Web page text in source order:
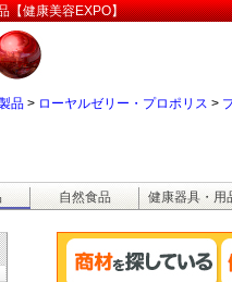
【健康美容EXPO】
品 > ローヤルゼリー・プロポリス >
自然食品 健康器具・用